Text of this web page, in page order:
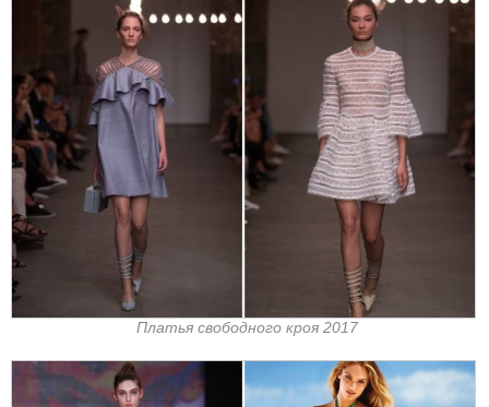
Платья свободного кроя 2017